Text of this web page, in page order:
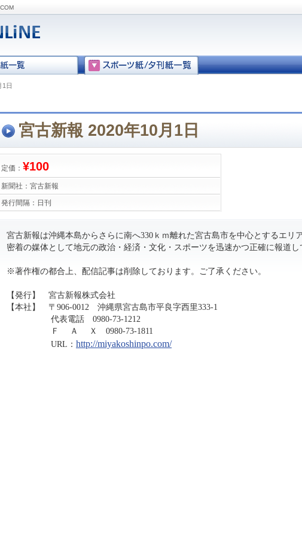
1日
宮古新報 2020年10月1日
定価： ¥100
新聞社： 宮古新報
発行間隔： 日刊
宮古新報は沖縄本島からさらに南へ330ｋｍ離れた宮古島市を中心とするエリ
密着の媒体として地元の政治・経済・文化・スポーツを迅速かつ正確に報道し
※著作権の都合上、配信記事は削除しております。ご了承ください。
【発行】 宮古新報株式会社
【本社】 〒906-0012 沖縄県宮古島市平良字西里333-1
代表電話 0980-73-1212
Ｆ Ａ Ｘ 0980-73-1811
URL： http://miyakoshinpo.com/